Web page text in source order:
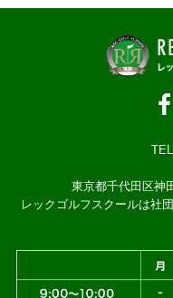
東京都千代田区神田三
レックゴルフスクールは社